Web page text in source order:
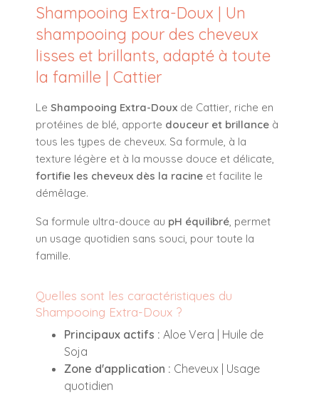
Shampooing Extra-Doux | Un
shampooing pour des cheveux
lisses et brillants, adapté à toute
la famille | Cattier
Le Shampooing Extra-Doux de Cattier, riche en
protéines de blé, apporte douceur et brillance à
tous les types de cheveux. Sa formule, à la
texture légère et à la mousse douce et délicate,
fortifie les cheveux dès la racine et facilite le
démêlage.
Sa formule ultra-douce au pH équilibré, permet
un usage quotidien sans souci, pour toute la
famille.
Quelles sont les caractéristiques du
Shampooing Extra-Doux ?
Principaux actifs : Aloe Vera | Huile de
Soja
Zone d'application : Cheveux | Usage
quotidien